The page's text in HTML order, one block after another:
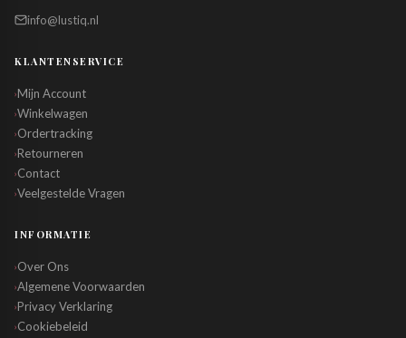
info@lustiq.nl
KLANTENSERVICE
›Mijn Account
›Winkelwagen
›Ordertracking
›Retourneren
›Contact
›Veelgestelde Vragen
INFORMATIE
›Over Ons
›Algemene Voorwaarden
›Privacy Verklaring
›Cookiebeleid